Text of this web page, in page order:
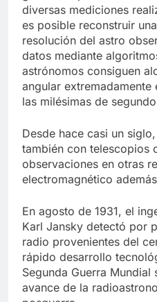
diversas mediciones
es posible reconstruir
resolución del astro
datos mediante
astrónomos consiguen
angular
las milésimas de
Desde hace casi un
también con telescopios
observaciones en otras
electromagnético
En agosto de 1931, el
Karl Jansky detectó por
radio provenientes del
rápido desarrollo
Segunda Guerra
avance de la